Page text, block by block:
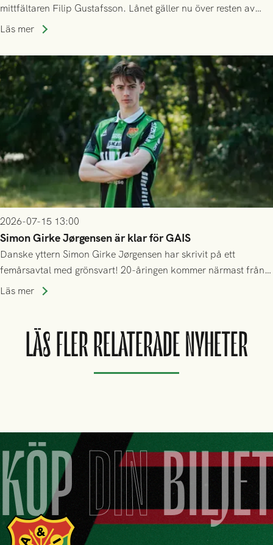
mittfältaren Filip Gustafsson. Lånet gäller nu över resten av
säsongen 2026.
Läs mer
2026-07-15 13:00
Simon Girke Jørgensen är klar för GAIS
Danske yttern Simon Girke Jørgensen har skrivit på ett
femårsavtal med grönsvart! 20-åringen kommer närmast från
spel i färöiska Skála IF.
Läs mer
LÄS FLER RELATERADE NYHETER
KÖPDIN